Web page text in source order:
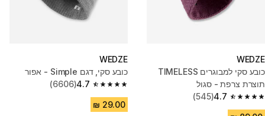
WEDZE
כובע סקי למבוגרים TIMELESS
תוצרת צרפת - סגול
4.7
4.7 out of 5 stars from 545 reviews
(545)
WEDZE
כובע סקי, דגם Simple - אפור
4.7
4.7 out of 5 stars from 6606 reviews
(6606)